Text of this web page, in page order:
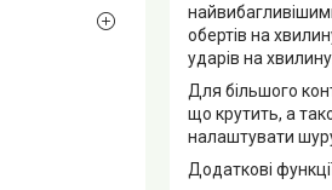
обертів на
ударів на хвилину.
Для більшого
що крутить, а
налаштувати
Додаткові